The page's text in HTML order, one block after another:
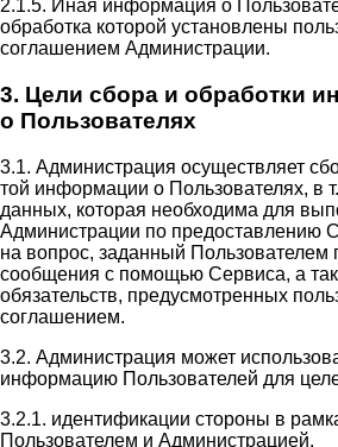
2.1.5. Иная информация о
обработка которой установлены
соглашением Администрации.
3. Цели сбора и обработки
о Пользователях
3.1. Администрация осуществляет
той информации о Пользователях, в
данных, которая необходима для
Администрации по предоставлению
на вопрос, заданный Пользователем
сообщения с помощью Сервиса, а
обязательств, предусмотренных
соглашением.
3.2. Администрация может
информацию Пользователей для
3.2.1. идентификации стороны в
Пользователем и Администрацией.